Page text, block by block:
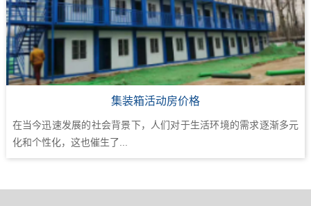
集装箱活动房价格
在当今迅速发展的社会背景下，人们对于生活环境的需求逐渐多元
化和个性化，这也催生了...